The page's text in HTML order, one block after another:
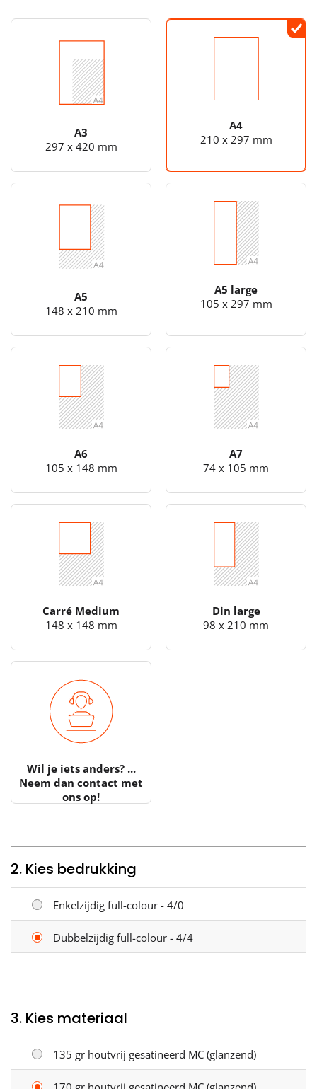
A3
297 x 420 mm
A4
210 x 297 mm
A5
148 x 210 mm
A5 large
105 x 297 mm
A6
105 x 148 mm
A7
74 x 105 mm
Carré Medium
148 x 148 mm
Din large
98 x 210 mm
Wil je iets anders? ...
Neem dan contact met
ons op!
2. Kies bedrukking
Enkelzijdig full-colour - 4/0
Dubbelzijdig full-colour - 4/4
3. Kies materiaal
135 gr houtvrij gesatineerd MC (glanzend)